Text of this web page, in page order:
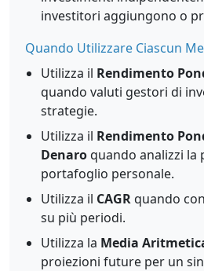
investitori aggiungono o
Quando Utilizzare Ciascun
Utilizza il Rendimento
quando valuti gestori di
strategie.
Utilizza il Rendimento
Denaroquando analizzi la
portafoglio personale.
Utilizza il CAGRquando
su più periodi.
Utilizza la Media
proiezioni future per un